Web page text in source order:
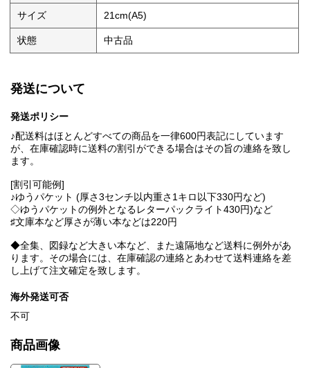
サイズ 21cm(A5)
状態 中古品
発送について
発送ポリシー
♪配送料はほとんどすべての商品を一律600円表記にしています
が、在庫確認時に送料の割引ができる場合はその旨の連絡を致し
ます。
[割引可能例]
♪ゆうパケット (厚さ3センチ以内重さ1キロ以下330円など)
◇ゆうパケットの例外となるレターパックライト430円)など
♯文庫本など厚さが薄い本などは220円
◆全集、図録など大きい本など、また遠隔地など送料に例外があ
ります。その場合には、在庫確認の連絡とあわせて送料連絡を差
し上げて注文確定を致します。
海外発送可否
不可
商品画像